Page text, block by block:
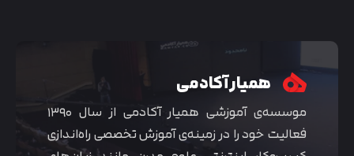
همیار آکادمی
موسسه‌ی آموزشی همیار آکادمی از سال ۱۳۹۰
فعالیت خود را در زمینه‌ی آموزش تخصصی راه‌اندازی